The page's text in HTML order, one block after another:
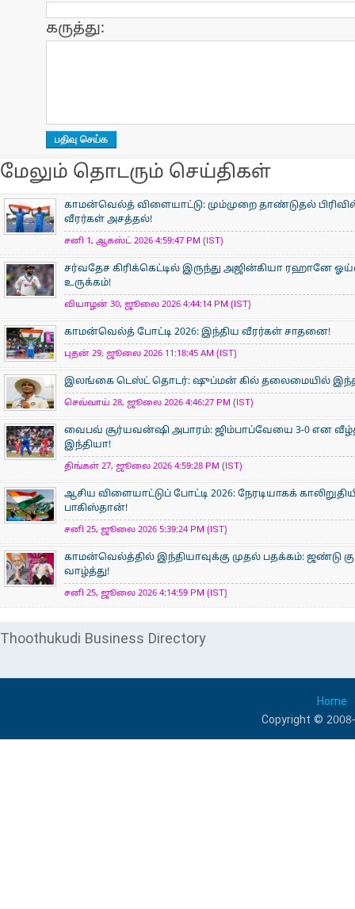
கருத்து:
மேலும் தொடரும் செய்திகள்
காமன்வெல்த் விளையாட்டு: மும்முறை தாண்டுதல்
வீரர்கள் அசத்தல்!
சனி 1, ஆகஸ்ட் 2026 4:59:47 PM (IST)
சர்வதேச கிரிக்கெட்டில் இருந்து அஜின்கியா ரஹானே
உருக்கம்!
வியாழன் 30, ஜூலை 2026 4:44:14 PM (IST)
காமன்வெல்த் போட்டி 2026: இந்திய வீரர்கள் சாதனை!
புதன் 29, ஜூலை 2026 11:18:45 AM (IST)
இலங்கை டெஸ்ட் தொடர்: ஷுப்மன் கில் தலைமையில் இந்திய
செவ்வாய் 28, ஜூலை 2026 4:46:27 PM (IST)
வைபவ் சூர்யவன்ஷி அபாரம்: ஜிம்பாப்வேயை 3-0 என
இந்தியா!
திங்கள் 27, ஜூலை 2026 4:59:28 PM (IST)
ஆசிய விளையாட்டுப் போட்டி 2026: நேரடியாகக்
பாகிஸ்தான்!
சனி 25, ஜூலை 2026 5:39:24 PM (IST)
காமன்வெல்த்தில் இந்தியாவுக்கு முதல் பதக்கம்: ஜண்டு
வாழ்த்து!
சனி 25, ஜூலை 2026 4:14:59 PM (IST)
Thoothukudi Business Directory
Home
Copyright ©